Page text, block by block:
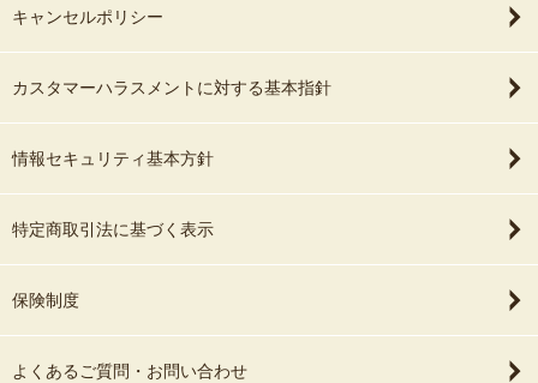
キャンセルポリシー
カスタマーハラスメントに対する基本指針
情報セキュリティ基本方針
特定商取引法に基づく表示
保険制度
よくあるご質問・お問い合わせ